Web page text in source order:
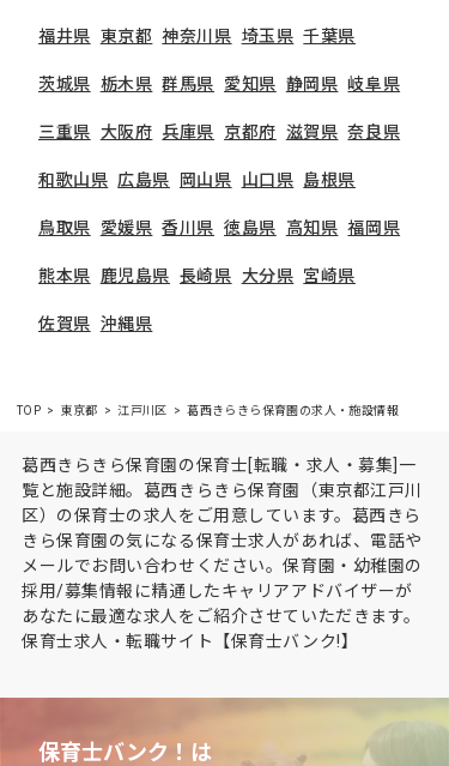
福井県 東京都 神奈川県 埼玉県 千葉県
茨城県 栃木県 群馬県 愛知県 静岡県 岐阜県
三重県 大阪府 兵庫県 京都府 滋賀県 奈良県
和歌山県 広島県 岡山県 山口県 島根県
鳥取県 愛媛県 香川県 徳島県 高知県 福岡県
熊本県 鹿児島県 長崎県 大分県 宮崎県
佐賀県 沖縄県
TOP 東京都 江戸川区 葛西きらきら保育園の求人・施設情報
葛西きらきら保育園の保育士[転職・求人・募集]一
覧と施設詳細。葛西きらきら保育園（東京都江戸川
区）の保育士の求人をご用意しています。葛西きら
きら保育園の気になる保育士求人があれば、電話や
メールでお問い合わせください。保育園・幼稚園の
採用/募集情報に精通したキャリアアドバイザーが
あなたに最適な求人をご紹介させていただきます。
保育士求人・転職サイト【保育士バンク!】
保育士バンク！は